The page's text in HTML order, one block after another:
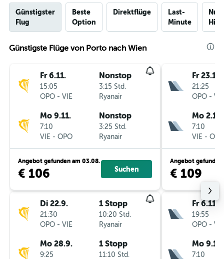
Günstigster
Flug
Beste
Option
Direktflüge
Last-
Minute
Nur
Günstigste Flüge von Porto nach Wien
Fr 6.11.
15:05
OPO - VIE
Nonstop
3:15 Std.
Ryanair
Mo 9.11.
7:10
VIE - OPO
Nonstop
3:25 Std.
Ryanair
Angebot gefunden am 03.08.
€ 106 Suchen
Di 22.9.
21:30
OPO - VIE
1 Stopp
10:20 Std.
Ryanair
Mo 28.9.
9:25
1 Stopp
11:10 Std.
Fr 23.10.
21:25
OPO - VIE
Mo 2.11.
7:10
VIE - OPO
Angebot gefunden
€ 109
Fr 6.11.
19:55
OPO - VIE
Mo 9.11.
7:10